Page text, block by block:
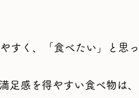
すく、「食べたい」と思
足感を得やすい食べ物は